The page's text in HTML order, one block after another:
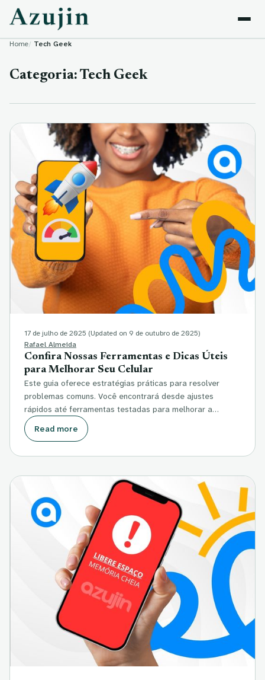
Skip to content
Home Tech Geek
Categoria: Tech Geek
17 de julho de 2025 (Updated on 9 de outubro de 2025)
Rafael Almeida
Confira Nossas Ferramentas e Dicas Úteis
para Melhorar Seu Celular
Este guia oferece estratégias práticas para resolver
problemas comuns. Você encontrará desde ajustes
rápidos até ferramentas testadas para melhorar a…
Read more